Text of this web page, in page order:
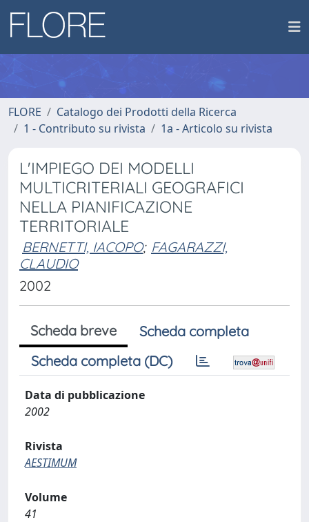
FLORE
Catalogo dei Prodotti della Ricerca
1 - Contributo su rivista
1a - Articolo su rivista
L'IMPIEGO DEI MODELLI
MULTICRITERIALI GEOGRAFICI
NELLA PIANIFICAZIONE
TERRITORIALE
BERNETTI, IACOPO; FAGARAZZI,
CLAUDIO
2002
Scheda breve
Scheda completa
Scheda completa (DC)
Data di pubblicazione
2002
Rivista
AESTIMUM
Volume
41